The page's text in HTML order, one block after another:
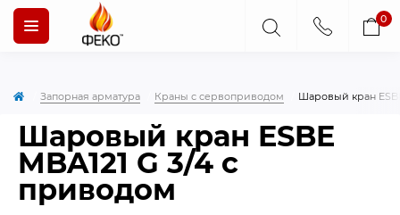
0
Запорная арматура Краны с сервоприводом Шаровый кран
Шаровый кран ESBE
MBA121 G 3/4 с
приводом